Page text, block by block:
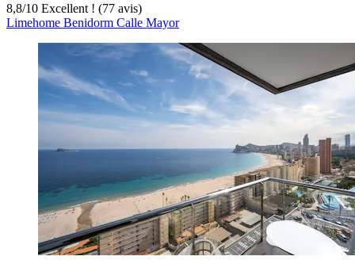
8,8/10 Excellent ! (77 avis)
Limehome Benidorm Calle Mayor